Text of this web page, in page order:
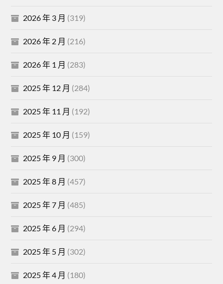
2026 年 3 月 (319)
2026 年 2 月 (216)
2026 年 1 月 (283)
2025 年 12 月 (284)
2025 年 11 月 (192)
2025 年 10 月 (159)
2025 年 9 月 (300)
2025 年 8 月 (457)
2025 年 7 月 (485)
2025 年 6 月 (294)
2025 年 5 月 (302)
2025 年 4 月 (180)